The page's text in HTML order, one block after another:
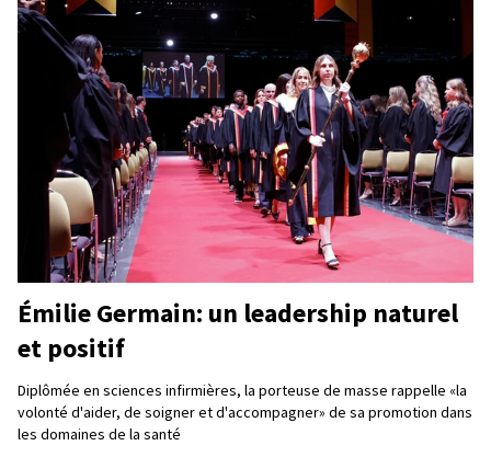
Émilie Germain: un leadership naturel
et positif
Diplômée en sciences infirmières, la porteuse de masse rappelle «la
volonté d'aider, de soigner et d'accompagner» de sa promotion dans
les domaines de la santé